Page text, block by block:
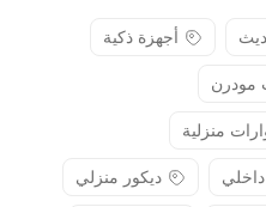
أجهزة ذكية
مودرن
منزلية
ديكور منزلي